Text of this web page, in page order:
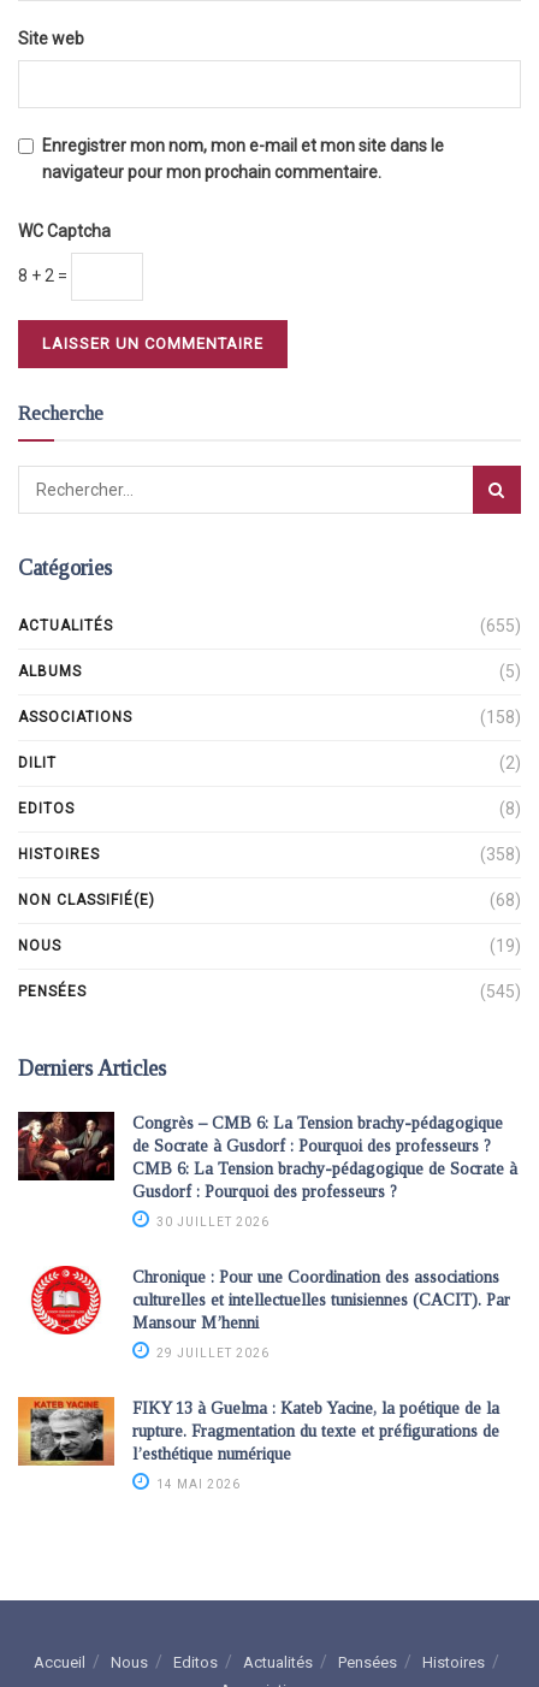
Site web
Enregistrer mon nom, mon e-mail et mon site dans le
navigateur pour mon prochain commentaire.
WC Captcha
8 + 2 =
Recherche
Catégories
ACTUALITÉS (655)
ALBUMS (5)
ASSOCIATIONS (158)
DILIT (2)
EDITOS (8)
HISTOIRES (358)
NON CLASSIFIÉ(E) (68)
NOUS (19)
PENSÉES (545)
Derniers Articles
Congrès – CMB 6: La Tension brachy-pédagogique
de Socrate à Gusdorf : Pourquoi des professeurs ?
CMB 6: La Tension brachy-pédagogique de Socrate à
Gusdorf : Pourquoi des professeurs ?
30 JUILLET 2026
Chronique : Pour une Coordination des associations
culturelles et intellectuelles tunisiennes (CACIT). Par
Mansour M’henni
29 JUILLET 2026
FIKY 13 à Guelma : Kateb Yacine, la poétique de la
rupture. Fragmentation du texte et préfigurations de
l’esthétique numérique
14 MAI 2026
Accueil Nous Editos Actualités Pensées
Histoires